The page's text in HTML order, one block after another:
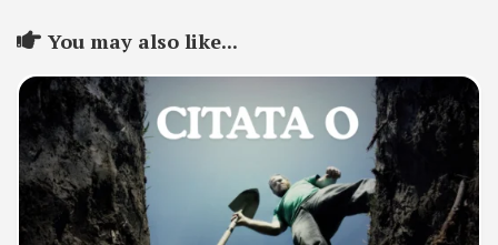
You may also like...